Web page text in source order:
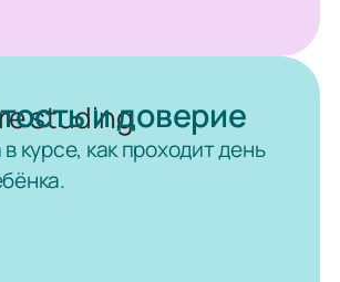
и доверие
курсе, как проходит день